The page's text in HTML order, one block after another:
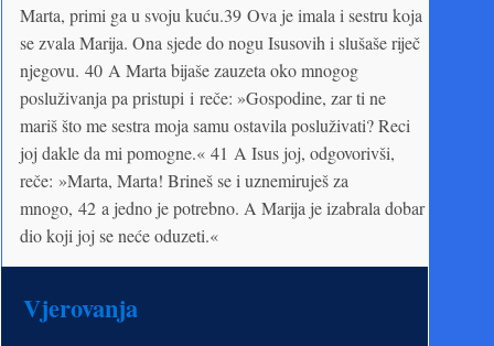
Marta, primi ga u svoju kuću.39 Ova je imala i sestru koja
se zvala Marija. Ona sjede do nogu Isusovih i slušaše riječ
njegovu. 40 A Marta bijaše zauzeta oko mnogog
posluživanja pa pristupi i reče: »Gospodine, zar ti ne
mariš što me sestra moja samu ostavila posluživati? Reci
joj dakle da mi pomogne.« 41 A Isus joj, odgovorivši,
reče: »Marta, Marta! Brineš se i uznemiruješ za
mnogo, 42 a jedno je potrebno. A Marija je izabrala dobar
dio koji joj se neće oduzeti.«
Vjerovanja